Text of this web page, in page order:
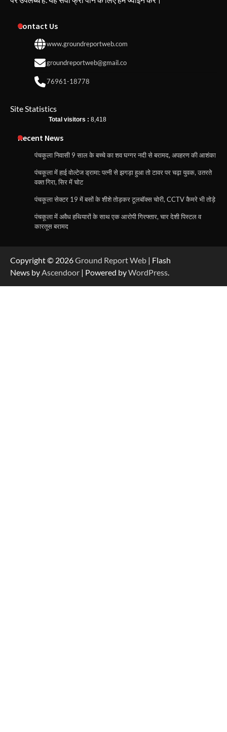
Contact Us
www.groundreportweb.com
groundreportweb@gmail.co
76961-18778
Site Statistics
Total visitors : 8,418
Recent News
पंचकूला निवासी 9 साल के बच्चे का शव घग्गर नदी से बरामद, अपहरण की आशंका
पंचकूला में हाई वोल्टेज ड्रामा: पत्नी से झगड़ा हुआ तो टावर पर चढ़ा युवक, उतरते
वक्त गिरा, सिर में चोट
पंचकूला सेक्टर 19 में बसों के शीशे तोड़कर टूलबॉक्स चोरी, CCTV कैमरे भी तोड़े
पंचकूला में अवैध हथियारों के साथ एक आरोपी गिरफ्तार, चार देशी पिस्टल व
कारतूस बरामद
Copyright © 2026Ground Report Web | Flash
News by Ascendoor | Powered byWordPress